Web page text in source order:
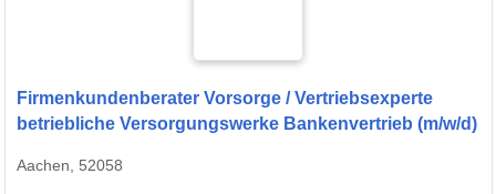
Firmenkundenberater Vorsorge / Vertriebsexperte
betriebliche Versorgungswerke Bankenvertrieb (m/w/d)
Aachen, 52058